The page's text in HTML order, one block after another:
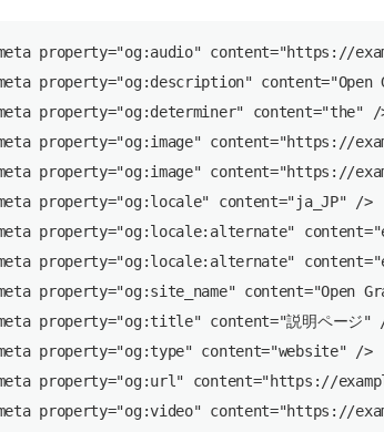
property="og:audio" content="https://
property="og:description" content="Open
property="og:determiner" content="the" /
property="og:image" content="https://
property="og:image" content="https://
property="og:locale" content="ja_JP" />
property="og:locale:alternate"
property="og:locale:alternate"
property="og:site_name" content="Open
property="og:title" content="説明ページ"
property="og:type" content="website" />
property="og:url" content="https://